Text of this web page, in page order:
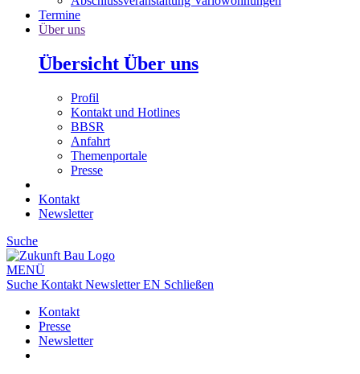
Termine
Über uns
Übersicht Über uns
Profil
Kontakt und Hotlines
BBSR
Anfahrt
Themenportale
Presse
Kontakt
Newsletter
Suche
MENÜ
Suche Kontakt NewsletterEN Schließen
Kontakt
Presse
Newsletter